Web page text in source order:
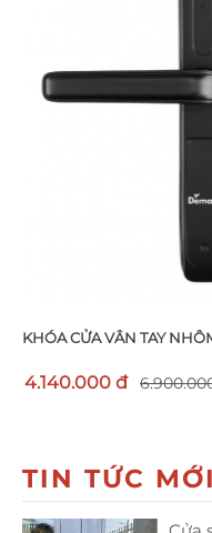
KHÓA CỬA VÂN TAY
4.140.000 đ
TIN TỨC